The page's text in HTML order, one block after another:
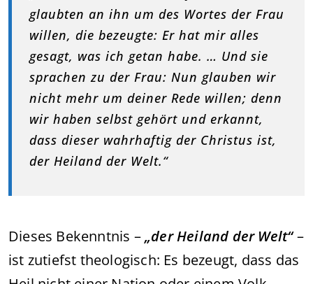
glaubten an ihn um des Wortes der Frau
willen, die bezeugte: Er hat mir alles
gesagt, was ich getan habe. … Und sie
sprachen zu der Frau: Nun glauben wir
nicht mehr um deiner Rede willen; denn
wir haben selbst gehört und erkannt,
dass dieser wahrhaftig der Christus ist,
der Heiland der Welt.“
Dieses Bekenntnis –„der Heiland der Welt“–
ist zutiefst theologisch: Es bezeugt, dass das